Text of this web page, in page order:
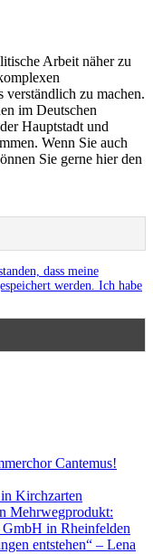
Arbeit näher zu
zu machen.
im Deutschen
Hauptstadt und
Wenn Sie auch
Sie gerne hier den
dass meine
werden. Ich habe
Cantemus!
Kirchzarten
Mehrwegprodukt:
GmbH in Rheinfelden
entstehen“ – Lena